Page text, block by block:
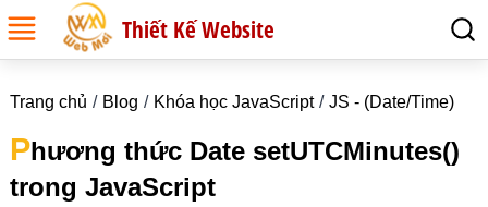
Thiết Kế Website
Trang chủ Blog Khóa học JavaScript JS - (Date/Time)
Phương thức Date setUTCMinutes()
trong JavaScript